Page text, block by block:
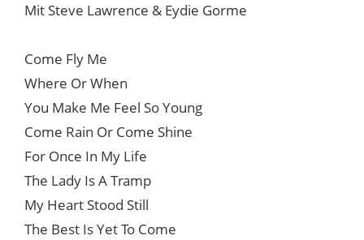
Mit Steve Lawrence & Eydie Gorme
Come Fly Me
Where Or When
You Make Me Feel So Young
Come Rain Or Come Shine
For Once In My Life
The Lady Is A Tramp
My Heart Stood Still
The Best Is Yet To Come